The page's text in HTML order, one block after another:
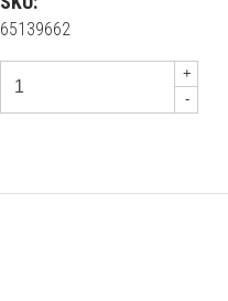
65139662
+
-